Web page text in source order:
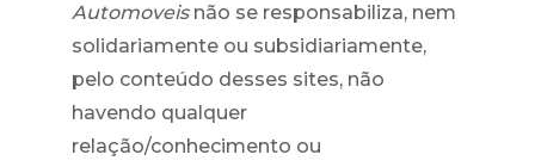
Automoveisnão se responsabiliza, nem
solidariamente ou subsidiariamente,
pelo conteúdo desses sites, não
havendo qualquer
relação/conhecimento ou